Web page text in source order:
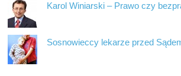
Karol Winiarski – Prawo czy
Sosnowieccy lekarze przed